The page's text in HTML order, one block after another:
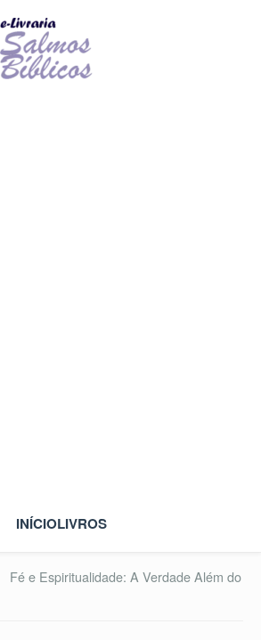
INÍCIOLIVROS
Fé e Espiritualidade: A Verdade Além do